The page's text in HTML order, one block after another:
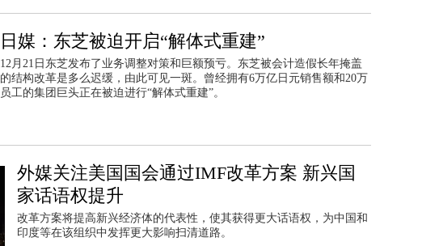
日媒：东芝被迫开启“解体式重建”
12月21日东芝发布了业务调整对策和巨额预亏。东芝被会计造假长年掩盖
的结构改革是多么迟缓，由此可见一斑。曾经拥有6万亿日元销售额和20万
员工的集团巨头正在被迫进行“解体式重建”。
外媒关注美国国会通过IMF改革方案 新兴国
家话语权提升
改革方案将提高新兴经济体的代表性，使其获得更大话语权，为中国和
印度等在该组织中发挥更大影响扫清道路。